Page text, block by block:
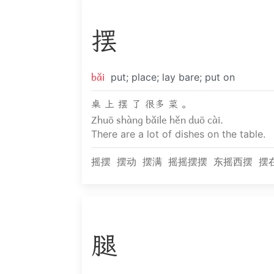
摆
bǎi put; place; lay bare; put on
桌 上 摆 了 很多 菜 。
Zhuō shàng bǎile hěn duō cài.
There are a lot of dishes on the table.
摇摆 摆动 摆满 摇摇摆摆 东摇西摆 摆
腿